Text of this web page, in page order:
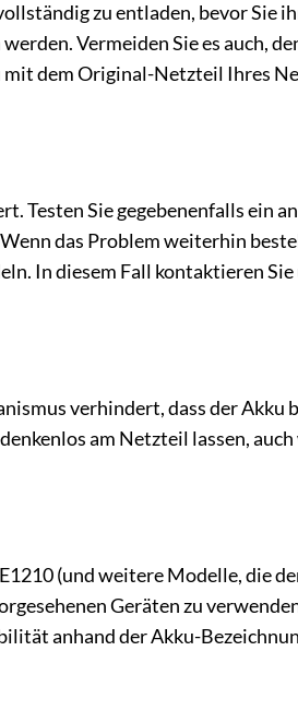
zu entladen, bevor Sie
Vermeiden Sie es auch,
mit dem Original-Netzteil Ihres
Testen Sie gegebenenfalls ein
das Problem weiterhin
In diesem Fall kontaktieren
verhindert, dass der Akku
am Netzteil lassen,
(und weitere Modelle, die
Geräten zu
anhand der Akku-